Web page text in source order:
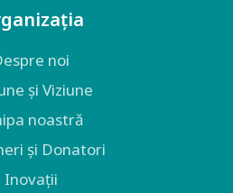
noi
și Viziune
noastră
și Donatori
Inovații